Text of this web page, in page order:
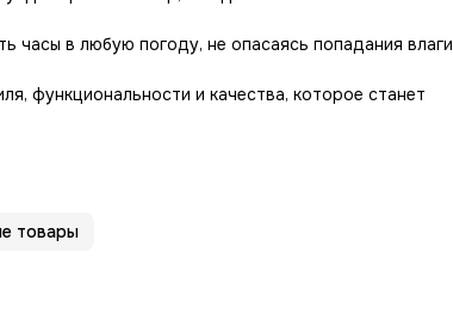
часы в любую погоду, не опасаясь попадания влаги
функциональности и качества, которое станет
товары